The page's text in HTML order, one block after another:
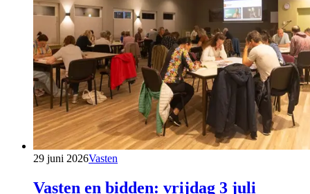
29 juni 2026Vasten
Vasten en bidden: vrijdag 3 juli